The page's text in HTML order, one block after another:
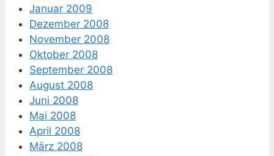
Januar 2009
Dezember 2008
November 2008
Oktober 2008
September 2008
August 2008
Juni 2008
Mai 2008
April 2008
März 2008